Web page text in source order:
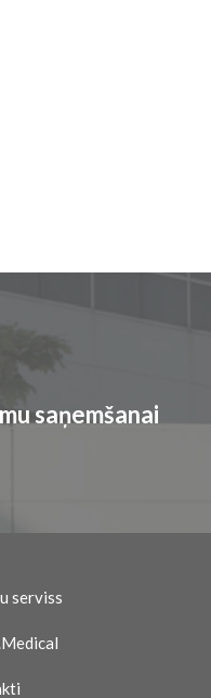
saņemšanai
serviss